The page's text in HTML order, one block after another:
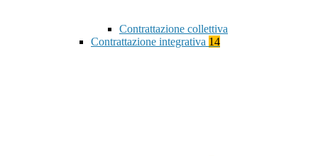
Contrattazione collettiva
Contrattazione integrativa 14